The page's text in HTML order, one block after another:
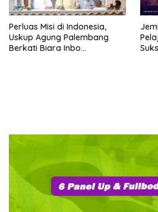
Perluas Misi di Indonesia,
Uskup Agung Palembang
Berkati Biara Inbo